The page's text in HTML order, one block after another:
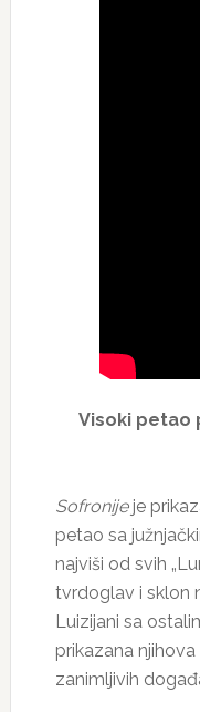
Visoki petao
Sofronijeje
petao sa
najviši od svih
tvrdoglav i sklon
Luizijani sa
prikazana
zanimljivih